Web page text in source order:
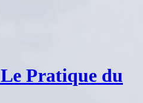
Le Pratique du